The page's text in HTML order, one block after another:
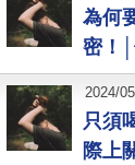
為何
密！
只須
際上
2024/05